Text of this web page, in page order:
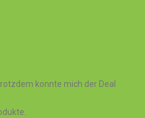
konnte mich der Deal